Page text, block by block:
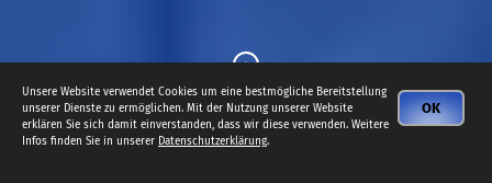
OK
Unsere Website verwendet Cookies um eine bestmögliche Bereitstellung
unserer Dienste zu ermöglichen. Mit der Nutzung unserer Website
erklären Sie sich damit einverstanden, dass wir diese verwenden. Weitere
Infos finden Sie in unserer Datenschutzerklärung.